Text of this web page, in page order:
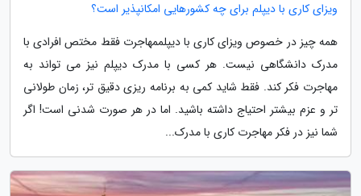
ویزای کاری با دیپلم برای چه کشورهایی امکانپذیر است؟
همه چیز در خصوص ویزای کاری با دیپلممهاجرت فقط مختص افرادی با
مدرک دانشگاهی نیست. هر کسی با مدرک دیپلم نیز می تواند به
مهاجرت فکر کند. فقط شاید کمی به برنامه ریزی دقیق تر، زمان طولانی
تر و عزم بیشتر احتیاج داشته باشید. اما در هر صورت شدنی است! اگر
شما نیز در فکر مهاجرت کاری با مدرک...